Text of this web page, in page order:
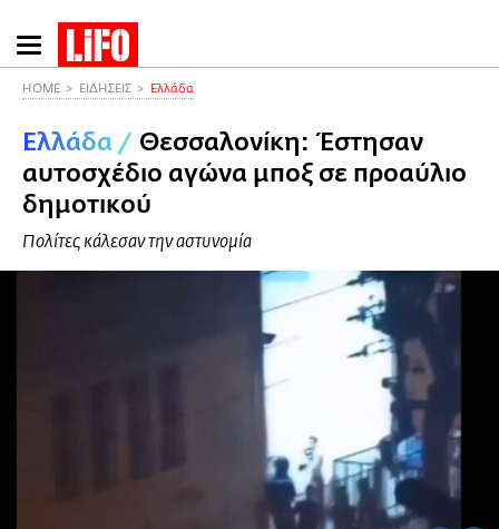
Παράκαμψη
προς
περιεχόμενο
HOME ΕΙΔΗΣΕΙΣ Ελλάδα
Ελλάδα / Θεσσαλονίκη: Έστησαν
αυτοσχέδιο αγώνα μποξ σε προαύλιο
δημοτικού
Πολίτες κάλεσαν την αστυνομία